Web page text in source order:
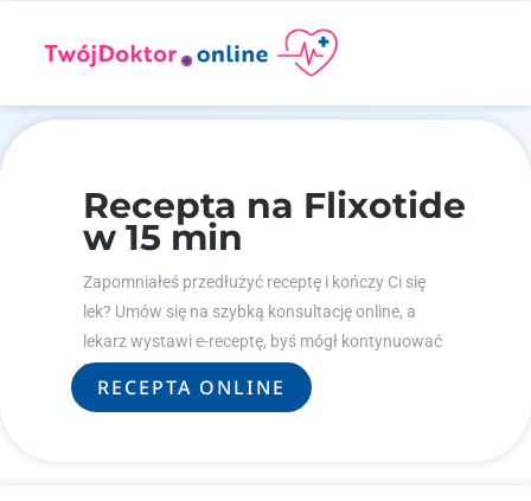
Recepta na Flixotide
w 15 min
Zapomniałeś przedłużyć receptę i kończy Ci się
lek? Umów się na szybką konsultację online, a
lekarz wystawi e-receptę, byś mógł kontynuować
leczenie.
RECEPTA ONLINE